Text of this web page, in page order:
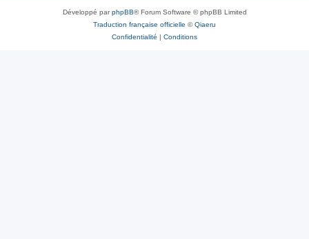
Développé parphpBB® Forum Software © phpBB Limited
Traduction française officielle ©Qiaeru
Confidentialité | Conditions